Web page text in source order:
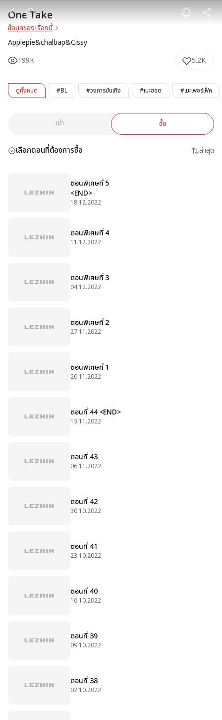
One Take
One Take
ข้อมูลของเรื่องนี้
Applepie&chalbap&Cissy
199K
5.2K
ดูทั้งหมด #BL #วงการบันเทิง #เมะฮอต #เมะเพอร์เฟ็ค
เช่า ซื้อ
เลือกตอนที่ต้องการซื้อ ล่าสุด
ตอนพิเศษที่ 5
<END>
18.12.2022
ตอนพิเศษที่ 4
11.12.2022
ตอนพิเศษที่ 3
04.12.2022
ตอนพิเศษที่ 2
27.11.2022
ตอนพิเศษที่ 1
20.11.2022
ตอนที่ 44 <END>
13.11.2022
ตอนที่ 43
06.11.2022
ตอนที่ 42
30.10.2022
ตอนที่ 41
23.10.2022
ตอนที่ 40
16.10.2022
ตอนที่ 39
09.10.2022
ตอนที่ 38
02.10.2022